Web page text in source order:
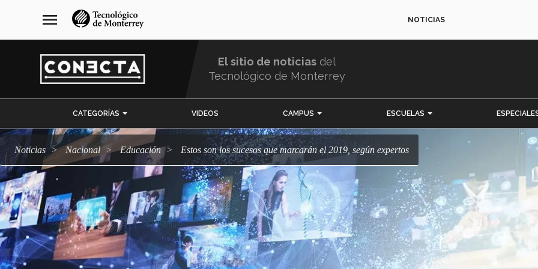
navegación
principal
menu NOTICIAS
El sitio de noticias del
Tecnológico de Monterrey
CATEGORÍAS VIDEOS CAMPUS ESCUELAS
Noticias Nacional Educación Estos son los sucesos que marcarán el 2019, según expertos